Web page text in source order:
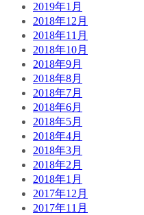
2019年1月
2018年12月
2018年11月
2018年10月
2018年9月
2018年8月
2018年7月
2018年6月
2018年5月
2018年4月
2018年3月
2018年2月
2018年1月
2017年12月
2017年11月